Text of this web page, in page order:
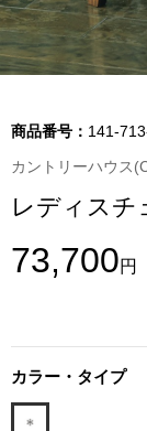
アクセサリー
ン雑貨
商品番号： 141-
カントリーハウス
レディスチ
73,700円
カラー・タイプ